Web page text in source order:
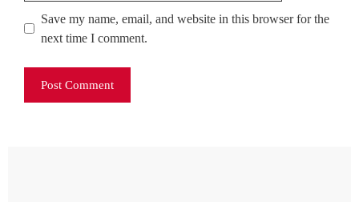
Save my name, email, and website in this browser for the
next time I comment.